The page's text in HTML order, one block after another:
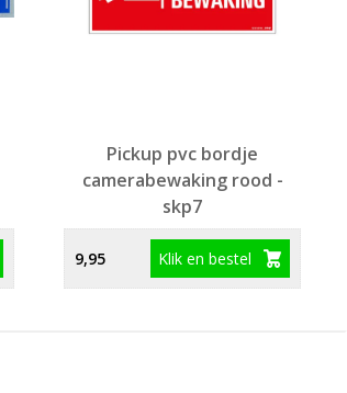
Pickup pvc bordje
camerabewaking rood -
skp7
9,95 Klik en bestel